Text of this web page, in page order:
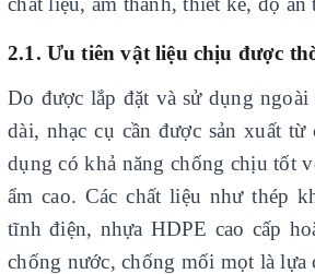
2.1. Ưu tiên vật liệu chịu được
Do được lắp đặt và sử dụng
dài, nhạc cụ cần được sản xuất từ
dụng có khả năng chống chịu tốt
ẩm cao. Các chất liệu như thép
tĩnh điện, nhựa HDPE cao cấp
chống nước, chống mối mọt là lựa